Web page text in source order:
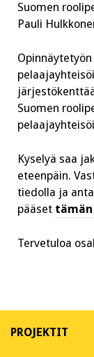
Suomen
Pauli
Suomen
Kyselyä saa
eteenpäin.
tiedolla ja
pääset
Tervetuloa
PROJEKTIT